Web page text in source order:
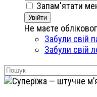
Запам'ятати
Увійти
Не маєте
Забули свій
Забули свій